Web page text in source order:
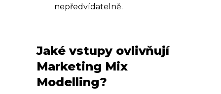
nepředvídatelně.
Jaké vstupy ovlivňují
Marketing Mix
Modelling?